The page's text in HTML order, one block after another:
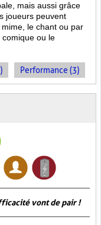
mais aussi grâce
joueurs peuvent
le chant ou par
comique ou le
Performance (3)
vont de pair !